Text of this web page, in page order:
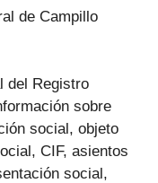
de Campillo
del Registro
sobre
social, objeto
CIF, asientos
social,